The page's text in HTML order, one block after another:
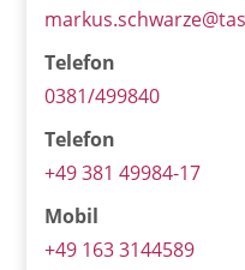
Telefon
0381/499840
Telefon
+49 381 49984-17
Mobil
+49 163 3144589